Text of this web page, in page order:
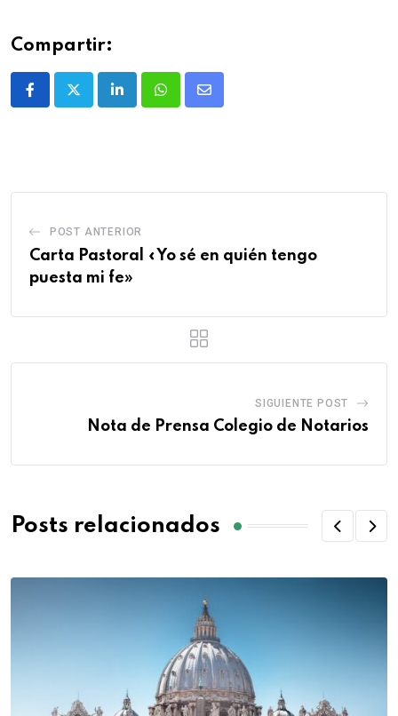
Compartir:
POST ANTERIOR
Carta Pastoral «Yo sé en quién tengo
puesta mi fe»
SIGUIENTE POST
Nota de Prensa Colegio de Notarios
Posts relacionados